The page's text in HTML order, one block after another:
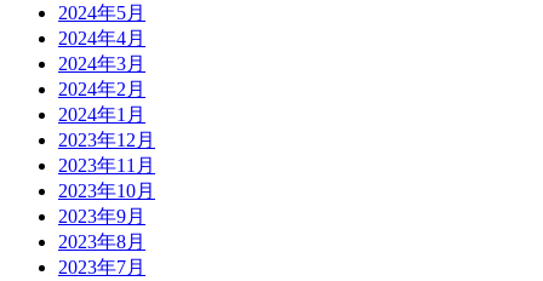
2024年5月
2024年4月
2024年3月
2024年2月
2024年1月
2023年12月
2023年11月
2023年10月
2023年9月
2023年8月
2023年7月